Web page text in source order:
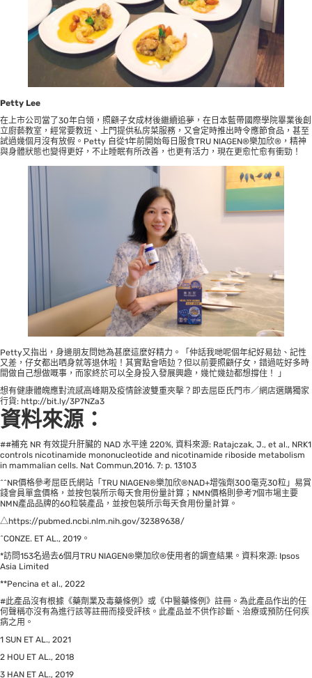
Petty Lee
在上市公司當了30年白領，照顧子女成材後繼續追夢，在日本藍帶國際學院畢業後創
立廚藝教室，經常要教班、上門提供私房菜服務，又會定時推出時令應節食品，甚至
試過幾個月沒有放假。Petty 自從1年前開始每日服食TRU NIAGEN®樂加欣®，精神
與身體狀態也變得更好，不止睡眠有所改善，也更有活力，現在更愈忙愈有衝勁！
Petty又指出，身邊朋友問她為甚麼這麼好精力。「仲話我哋呢個年紀好易攰、記性
又差，仔女都出哂身就等退休啦！其實點會唔攰？但以前要照顧仔女，錯過咗好多時
間做自己想做嘅事，而家終於可以全身投入發展興趣，幾忙幾攰都想撐住！ 」
想有健康體魄應對流感高峰期及疫情餘波雙重夾擊？即去屈臣氏門市／網店選購獨家
行貨: http://bit.ly/3P7NZa3
資料來源：
##補充 NR 有效提升肝臟的 NAD 水平達 220%, 資料來源: Ratajczak, J., et al., NRK1
controls nicotinamide mononucleotide and nicotinamide riboside metabolism
in mammalian cells. Nat Commun,2016. 7: p. 13103
^^NR價格參考屈臣氏網站「TRU NIAGEN®樂加欣®NAD+增強劑300毫克30粒」易賞
錢會員單盒價格，並按包裝所示每天食用份量計算；NMN價格則參考7個市場主要
NMN產品品牌的60粒裝產品，並按包裝所示每天食用份量計算。
△https://pubmed.ncbi.nlm.nih.gov/32389638/
^CONZE. ET AL., 2019。
*訪問153名過去6個月TRU NIAGEN®樂加欣®使用者的調查結果。資料來源: Ipsos
Asia Limited
**Pencina et al., 2022
#此產品沒有根據《藥劑業及毒藥條例》或《中醫藥條例》註冊。為此產品作出的任
何聲稱亦沒有為進行該等註冊而接受評核。此產品並不供作診斷、治療或預防任何疾
病之用。
1 SUN ET AL., 2021
2 HOU ET AL., 2018
3 HAN ET AL., 2019